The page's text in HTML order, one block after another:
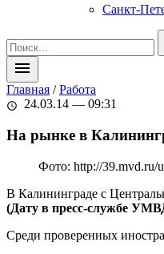
Санкт-
menu
Главная /Работа
schedule 24.03.14 — 09:31
На рынке в
Фото: http://39.mvd.ru/
В Калининграде с
(Дату в пресс-службе
Среди проверенных